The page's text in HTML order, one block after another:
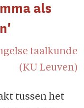
als
taalkunde
(KU Leuven)
tussen het